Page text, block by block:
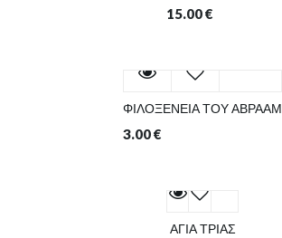
15.00€
ΦΙΛΟΞΕΝΕΙΑ ΤΟΥ ΑΒΡΑΑΜ
3.00€
ΑΓΙΑ ΤΡΙΑΣ